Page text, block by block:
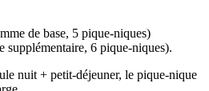
de base, 5 pique-niques)
supplémentaire, 6 pique-niques).
nuit + petit-déjeuner, le pique-nique